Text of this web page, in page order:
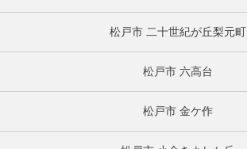
松戸市 二十世紀が丘梨元町
松戸市 六高台
松戸市 金ケ作